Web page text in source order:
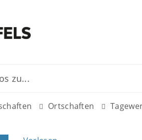
Ortschaften